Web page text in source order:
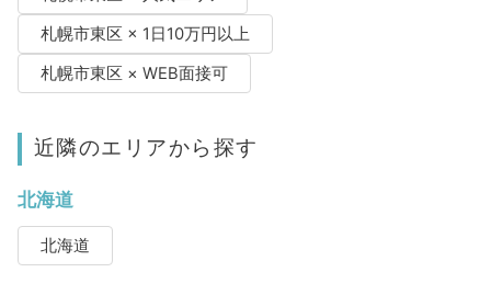
札幌市東区 × 1日10万円以上
札幌市東区 × WEB面接可
近隣のエリアから探す
北海道
北海道